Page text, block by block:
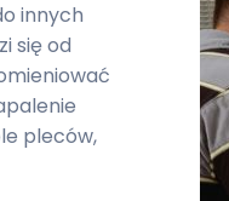
innych
się od
pleców,